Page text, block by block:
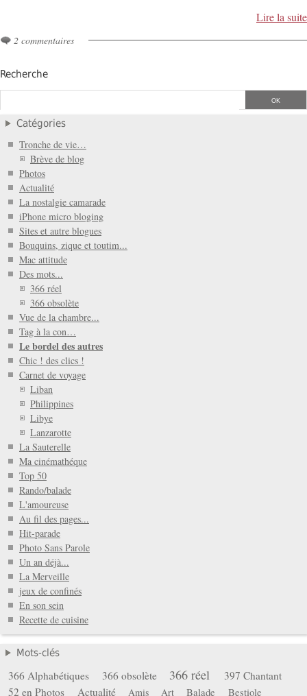
Lire la suite
2 commentaires
Recherche
Catégories
Tronche de vie…
Brève de blog
Photos
Actualité
La nostalgie camarade
iPhone micro bloging
Sites et autre blogues
Bouquins, zique et toutim...
Mac attitude
Des mots...
366 réel
366 obsolète
Vue de la chambre...
Tag à la con…
Le bordel des autres
Chic ! des clics !
Carnet de voyage
Liban
Philippines
Libye
Lanzarotte
La Sauterelle
Ma cinémathéque
Top 50
Rando/balade
L'amoureuse
Au fil des pages...
Hit-parade
Photo Sans Parole
Un an déjà...
La Merveille
jeux de confinés
En son sein
Recette de cuisine
Mots-clés
366 Alphabétiques 366 obsolète 366 réel
397 Chantant
52 en Photos
Actualité Amis Art Balade Bestiole